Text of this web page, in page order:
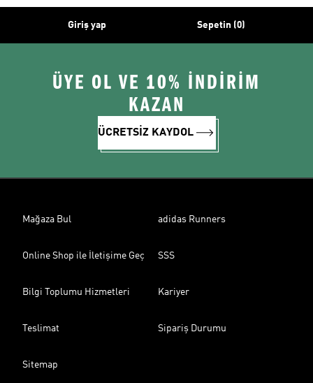
Giriş yap Sepetin (0)
ÜYE OL VE 10% İNDİRİM
KAZAN
ÜCRETSİZ KAYDOL
Mağaza Bul adidas Runners
Online Shop ile İletişime Geç SSS
Bilgi Toplumu Hizmetleri Kariyer
Teslimat Sipariş Durumu
Sitemap